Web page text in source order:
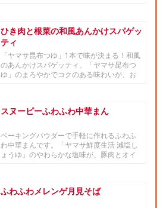
ひき肉と根菜の和風あんかけスパゲッ
ティ
「ヤマサ昆布つゆ」1本で味が決まる！和風
のあんかけスパゲッティ。「ヤマサ昆布つ
ゆ」のまろやかでコクのある味わいが、お
スヌーピーふわふわ中華まん
ベーキングパウダーで手軽に作れるふわふ
わ中華まんです。「ヤマサ鮮度生活 減塩し
ょうゆ」のやわらかな塩味が、豚肉とオイ
ふわふわメレンゲ月見そば